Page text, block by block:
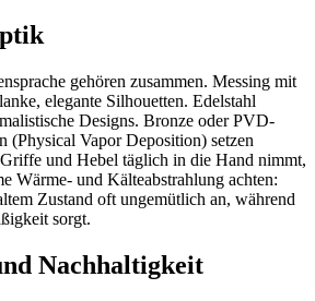
gehören zusammen. Messing mit
elegante Silhouetten. Edelstahl
Designs. Bronze oder PVD-
(Physical Vapor Deposition) setzen
und Hebel täglich in die Hand nimmt,
Wärme- und Kälteabstrahlung achten:
Zustand oft ungemütlich an, während
sorgt.
Nachhaltigkeit